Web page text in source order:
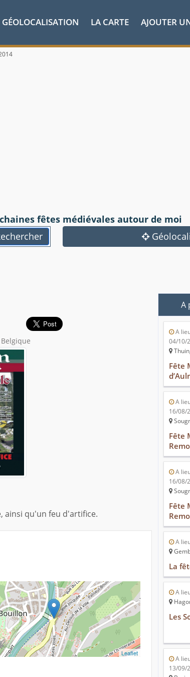
GÉOLOCALISATION LA CARTE AJOUTER
fêtes médiévales autour de moi
ainsi qu'un feu d'artifice.
Leaflet
A
A
04/10/
Fête
A
16/08/
Fête
A
16/08/
Fête
A
La
A
Les
A
13/09/